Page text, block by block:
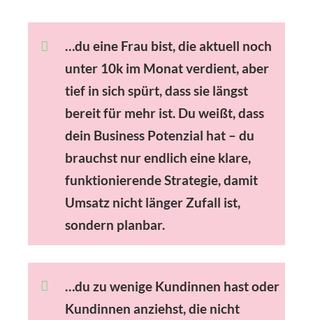
…du eine Frau bist, die aktuell noch
unter 10k im Monatverdient, aber
tief in sich spürt, dass sie längst
bereit für mehr ist. Du weißt, dass
dein Business Potenzial hat – du
brauchst nur endlich eine klare,
funktionierende Strategie, damit
Umsatz nicht länger Zufall ist,
sondern planbar.
…duzu wenige Kundinnen hast oder
Kundinnen anziehst, die nicht